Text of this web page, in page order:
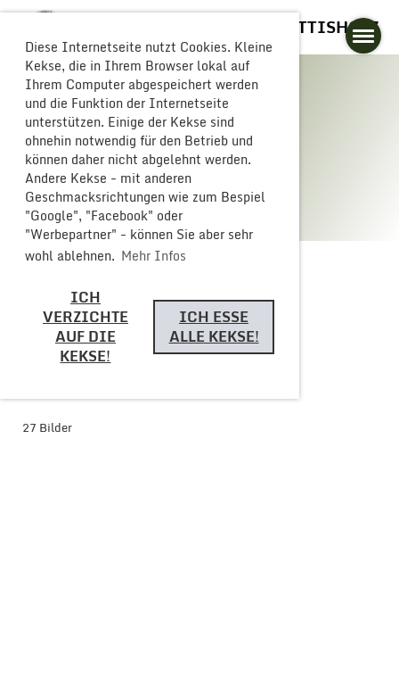
Diese Internetseite nutzt Cookies. Kleine
Kekse, die in Ihrem Browser lokal auf
Ihrem Computer abgespeichert werden
und die Funktion der Internetseite
unterstützen. Einige der Kekse sind
ohnehin notwendig für den Betrieb und
können daher nicht abgelehnt werden.
Andere Kekse - mit anderen
Geschmacksrichtungen wie zum Bespiel
"Google", "Facebook" oder
"Werbepartner" - können Sie aber sehr
wohl ablehnen. Mehr Infos
ICH
VERZICHTE
AUF DIE
KEKSE!
ICH ESSE
ALLE KEKSE!
GLOGGERESCHRÄNZER BUTTISHOLZ
Galerie
Zurück
27 Bilder